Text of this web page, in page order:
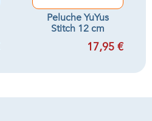
Peluche YuYus
Stitch 12 cm
17,95 €